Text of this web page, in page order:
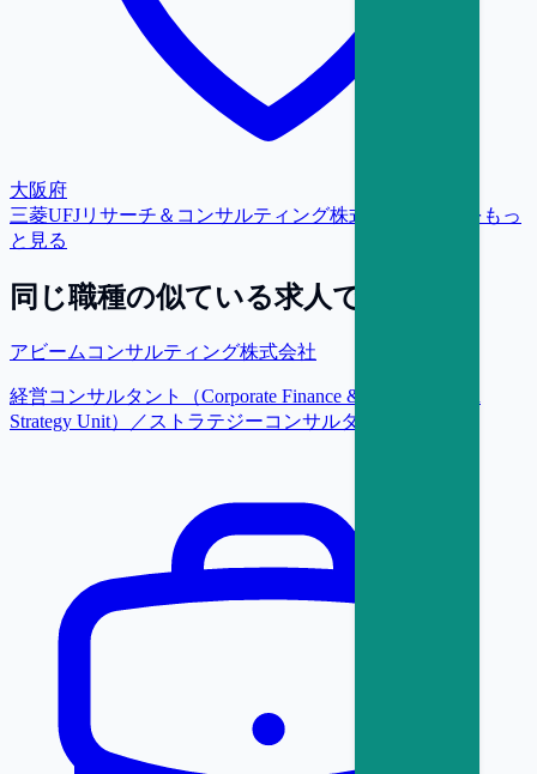
大阪府
三菱UFJリサーチ＆コンサルティング株式会社
の求人をもっ
と見る
同じ職種の似ている求人で探す
アビームコンサルティング株式会社
経営コンサルタント（Corporate Finance & Transformation
Strategy Unit）／ストラテジーコンサルタント【東京】